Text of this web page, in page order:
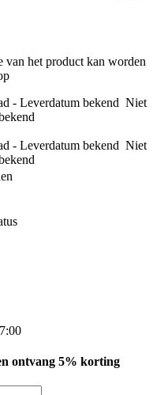
van het product kan worden
- Leverdatum bekend Niet
- Leverdatum bekend Niet
ontvang 5% korting